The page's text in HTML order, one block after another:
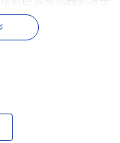
平方米的厂房，预计
的2.5英寸硬盘
士通此次推出的型号
盘引起业内极大的兴